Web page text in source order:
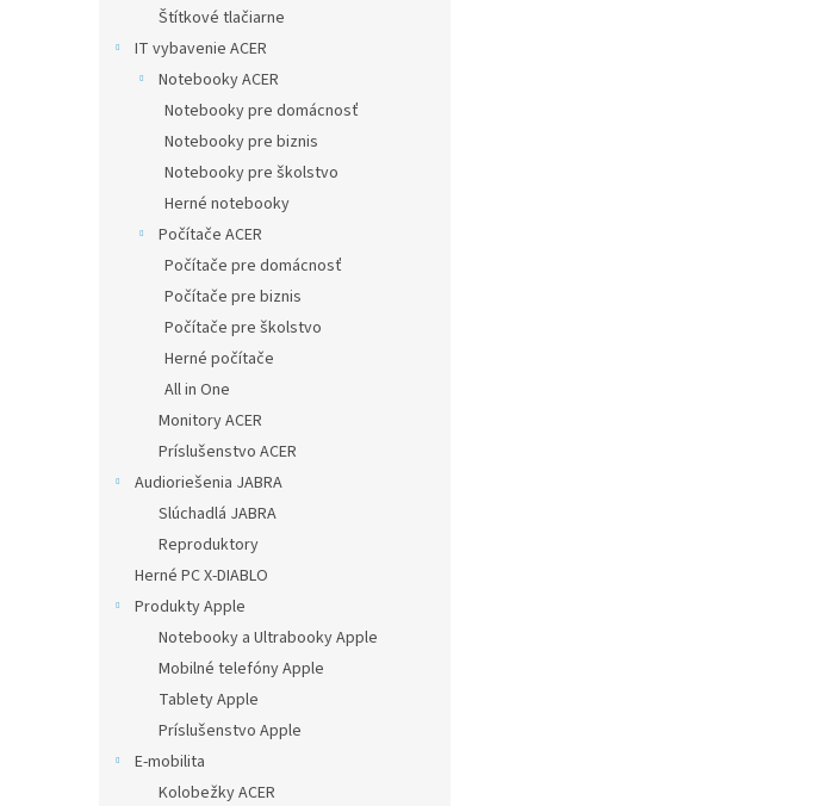
Štítkové tlačiarne
IT vybavenie ACER
Notebooky ACER
Notebooky pre domácnosť
Notebooky pre biznis
Notebooky pre školstvo
Herné notebooky
Počítače ACER
Počítače pre domácnosť
Počítače pre biznis
Počítače pre školstvo
Herné počítače
All in One
Monitory ACER
Príslušenstvo ACER
Audioriešenia JABRA
Slúchadlá JABRA
Reproduktory
Herné PC X-DIABLO
Produkty Apple
Notebooky a Ultrabooky Apple
Mobilné telefóny Apple
Tablety Apple
Príslušenstvo Apple
E-mobilita
Kolobežky ACER